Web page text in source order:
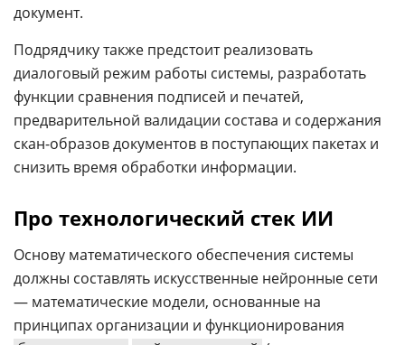
документ.
Подрядчику также предстоит реализовать
диалоговый режим работы системы, разработать
функции сравнения подписей и печатей,
предварительной валидации состава и содержания
скан-образов документов в поступающих пакетах и
снизить время обработки информации.
Про технологический стек ИИ
Основу математического обеспечения системы
должны составлять искусственные нейронные сети
— математические модели, основанные на
принципах организации и функционирования